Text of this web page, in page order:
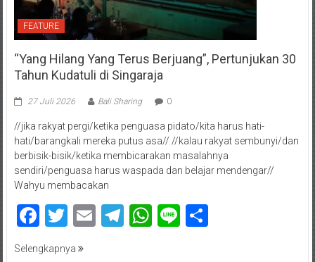
FEATURE
“Yang Hilang Yang Terus Berjuang”, Pertunjukan 30
Tahun Kudatuli di Singaraja
27 Juli 2026 Bali Sharing 0
//jika rakyat pergi/ketika penguasa pidato/kita harus hati-
hati/barangkali mereka putus asa// //kalau rakyat sembunyi/dan
berbisik-bisik/ketika membicarakan masalahnya
sendiri/penguasa harus waspada dan belajar mendengar//
Wahyu membacakan
Facebook
Twitter
EmailTelegram
WhatsApp
LineShare
Selengkapnya